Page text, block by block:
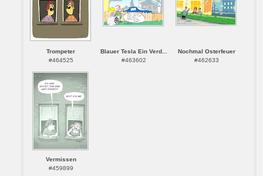
Trompeter
#464525
Blauer Tesla Ein Verd...
#463602
Nochmal Osterfeuer
#462633
Vermissen
#459899